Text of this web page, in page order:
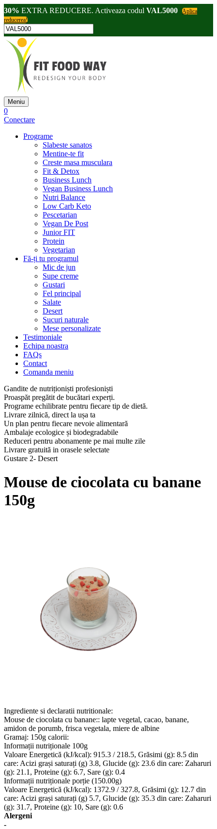
30% EXTRA REDUCERE. Activeaza codul VAL5000
Aplica
reducerea!
Meniu
0
Conectare
Programe
Slabeste sanatos
Mentine-te fit
Creste masa musculara
Fit & Detox
Business Lunch
Vegan Business Lunch
Nutri Balance
Low Carb Keto
Pescetarian
Vegan De Post
Junior FIT
Protein
Vegetarian
Fă-ți tu programul
Mic de jun
Supe creme
Gustari
Fel principal
Salate
Desert
Sucuri naturale
Mese personalizate
Testimoniale
Echipa noastra
FAQs
Contact
Comanda meniu
Gandite de nutriționiști profesioniști
Proaspăt pregătit de bucătari experți.
Programe echilibrate pentru fiecare tip de dietă.
Livrare zilnică, direct la ușa ta
Un plan pentru fiecare nevoie alimentară
Ambalaje ecologice și biodegradabile
Reduceri pentru abonamente pe mai multe zile
Livrare gratuită in orasele selectate
Gustare 2- Desert
Mouse de ciocolata cu banane
150g
Ingrediente si declaratii nutritionale:
Mouse de ciocolata cu banane:: lapte vegetal, cacao, banane,
amidon de porumb, frisca vegetala, miere de albine
Gramaj: 150g calorii:
Informații nutriționale 100g
Valoare Energetică (kJ/kcal): 915.3 / 218.5, Grăsimi (g): 8.5 din
care: Acizi grași saturați (g) 3.8, Glucide (g): 23.6 din care: Zaharuri
(g): 21.1, Proteine (g): 6.7, Sare (g): 0.4
Informații nutriționale porție (150.00g)
Valoare Energetică (kJ/kcal): 1372.9 / 327.8, Grăsimi (g): 12.7 din
care: Acizi grași saturați (g) 5.7, Glucide (g): 35.3 din care: Zaharuri
(g): 31.7, Proteine (g): 10, Sare (g): 0.6
Alergeni
-